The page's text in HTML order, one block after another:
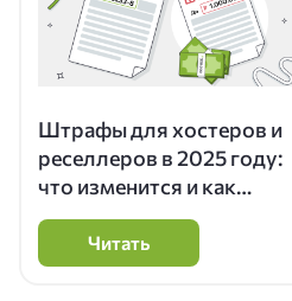
Штрафы для хостеров и
реселлеров в 2025 году:
что изменится и как
избежать миллионных
санкцийЧитать